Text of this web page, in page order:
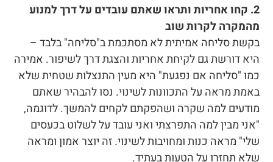
2. קחו אחריות ותראו שאתם עובדים על דרך למנוע
מהמקרה לקרות שוב
בקשת סליחה אמיתית לא מסתכמת ב"סליחה" בלבד –
היא דורשת גם לקיחת אחריות והצגת דרך לשיפור. אמירה
כמו "סליחה אם נפגעת" היא מעין התנצלות שטחית שלא
באמת מראה על התכוונות לשינוי. נסו להבהיר שאתם
מודעים למה שקרה ושהפקתם לקחים להמשך. לדוגמה,
"אני מבין למה התפרצתי ואני עובד על לשלוט בכעסים
שלי" מראה כנות ומחויבות לשינוי. זה יוצר אמון ומראה
שלא תחזרו על הטעות בעתיד.